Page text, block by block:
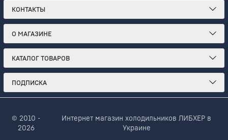
КОНТАКТЫ
О МАГАЗИНЕ
КАТАЛОГ ТОВАРОВ
ПОДПИСКА
© 2010 -
2026
Интернет магазин холодильников ЛИБХЕР в
Украине